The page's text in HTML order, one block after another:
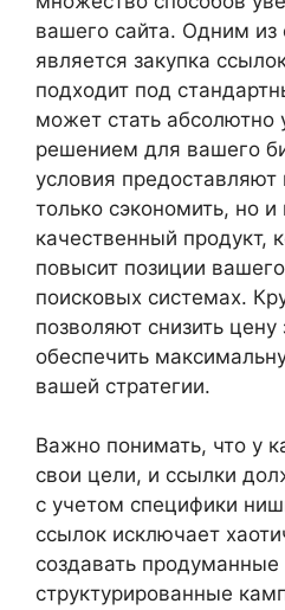
вашего сайта. Одним
является закупка
подходит под
может стать абсолютно
решением для вашего
условия
только сэкономить, но и
качественный продукт,
повысит позиции
поисковых системах.
позволяют снизить цену
обеспечить
вашей стратегии.
Важно понимать, что у
свои цели, и ссылки
с учетом специфики
ссылок исключает
создавать продуманные
структурированные